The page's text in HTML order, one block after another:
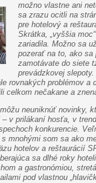
možno vlastne ani
sa zrazu ocitli na
pre hotelový a
Skrátka, „vyššia
zariadila. Možno sa
pozerať na to, ako sa
zamotávate do siete
prevádzkovej
rovnakých problémov a
celkom nečakane a
neuniknúť novinky,
v prilákaní hosťa, v
konkurencie.
mnohými som sa ako
hotelov a reštaurácií
sa dlhé roky
a gastronómiou,
pod vlastnou